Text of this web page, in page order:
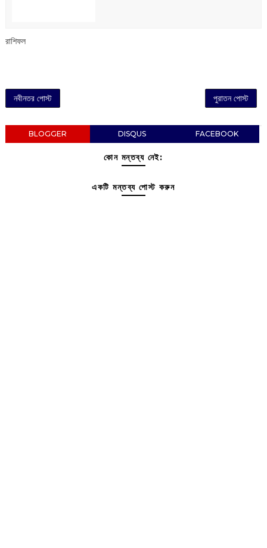
রাশিফল
নবীনতর পোস্ট পুরাতন পোস্ট
BLOGGER DISQUS FACEBOOK
কোন মন্তব্য নেই:
একটি মন্তব্য পোস্ট করুন